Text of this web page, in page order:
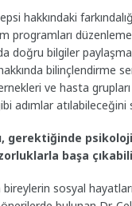
hakkındaki
programları
doğru bilgiler
bilinçlendirme
ve hasta grupları
adımlar atılabileceğini
gerektiğinde
başa
sosyal